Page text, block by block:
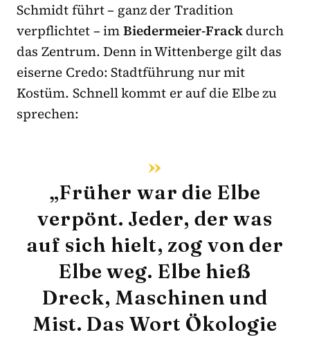
Schmidt führt – ganz der Tradition
verpflichtet – imBiedermeier-Frackdurch
das Zentrum. Denn in Wittenberge gilt das
eiserne Credo: Stadtführung nur mit
Kostüm. Schnell kommt er auf die Elbe zu
sprechen:
„Früher war die Elbe
verpönt. Jeder, der was
auf sich hielt, zog von der
Elbe weg. Elbe hieß
Dreck, Maschinen und
Mist. Das Wort Ökologie